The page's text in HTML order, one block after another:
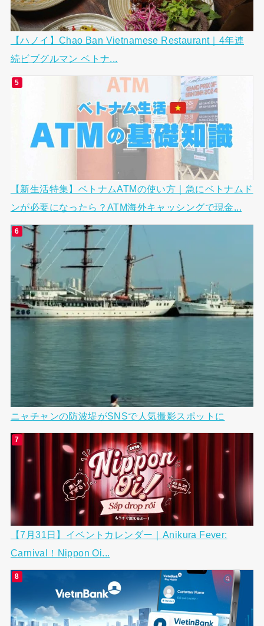
【ハノイ】Chao Ban Vietnamese Restaurant｜4年連
続ビブグルマン ベトナ...
【新生活特集】ベトナムATMの使い方｜急にベトナムド
ンが必要になったら？ATM海外キャッシングで現金...
ニャチャンの防波堤がSNSで人気撮影スポットに
【7月31日】イベントカレンダー｜Anikura Fever:
Carnival！Nippon Oi...